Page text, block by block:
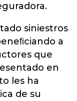
siniestros
a
que
en
les ha
de su